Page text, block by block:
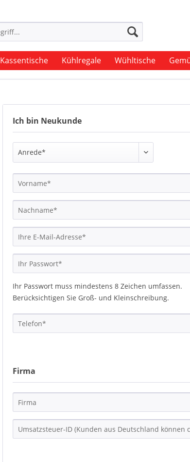
Kassentische Kühlregale Wühltische
Ich bin Neukunde
Ihr Passwort muss mindestens 8 Zeichen umfassen.
Berücksichtigen Sie Groß- und Kleinschreibung.
Firma